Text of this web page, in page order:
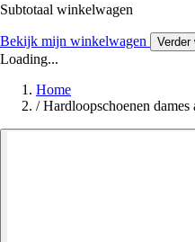
Subtotaal winkelwagen
Bekijk mijn winkelwagen Verder
Loading...
Home
/ Hardloopschoenen